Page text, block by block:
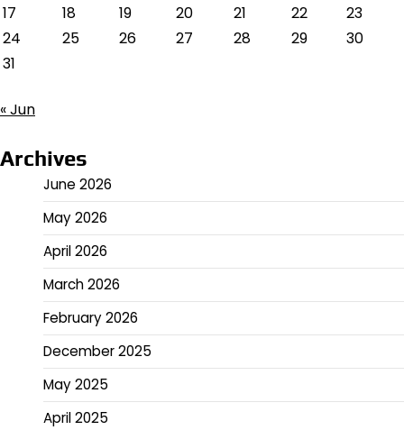
17
18 19 20 21 22
23
24
25 26 27 28 29
30
31
« Jun
Archives
June 2026
May 2026
April 2026
March 2026
February 2026
December 2025
May 2025
April 2025